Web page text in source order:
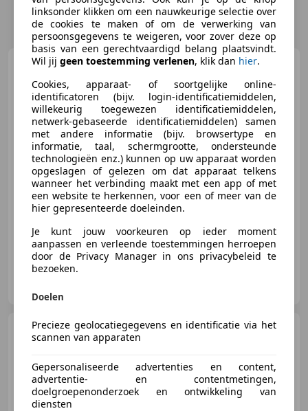
Mercedes-Benz Vito
A/C Climate - Cru
€ 17.950
Excl. BTW
05/2021 184.092 km Diesel
120 kW (163 PK)
Mazeland Bedrijfswagens
Mercedes-Benz Vito111
€ 8.950
linksonder klikken om een nauwkeurige selectie over
de cookies te maken of om de verwerking van
persoonsgegevens te weigeren, voor zover deze op
basis van een gerechtvaardigd belang plaatsvindt.
Wil jij geen toestemming verlenen, klik dan hier.
Cookies, apparaat- of soortgelijke online-
identificatoren (bijv. login-identificatiemiddelen,
willekeurig toegewezen identificatiemiddelen,
netwerk-gebaseerde identificatiemiddelen) samen
met andere informatie (bijv. browsertype en
informatie, taal, schermgrootte, ondersteunde
technologieën enz.) kunnen op uw apparaat worden
opgeslagen of gelezen om dat apparaat telkens
wanneer het verbinding maakt met een app of met
een website te herkennen, voor een of meer van de
hier gepresenteerde doeleinden.
Je kunt jouw voorkeuren op ieder moment
aanpassen en verleende toestemmingen herroepen
door de Privacy Manager in ons privacybeleid te
bezoeken.
Doelen
Precieze geolocatiegegevens en identificatie via het
scannen van apparaten
Gepersonaliseerde advertenties en content,
advertentie- en contentmetingen,
doelgroepenonderzoek en ontwikkeling van
diensten